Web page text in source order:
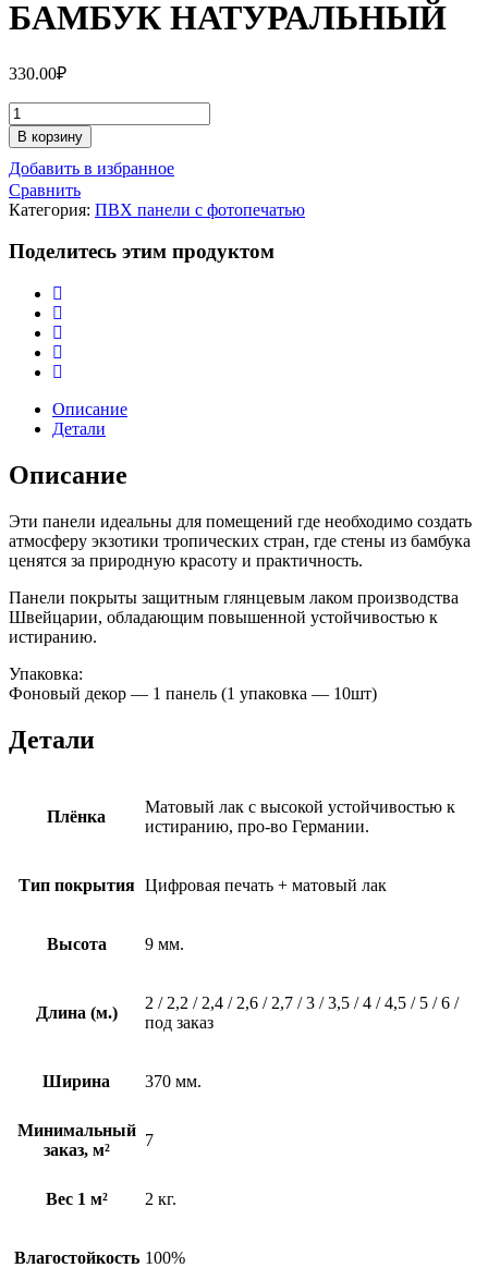
БАМБУК НАТУРАЛЬНЫЙ
330.00₽
Количество
БАМБУК
НАТУРАЛЬНЫЙ
В корзину
Добавить в избранное
Сравнить
Категория: ПВХ панели с фотопечатью
Поделитесь этим продуктом
Описание
Детали
Описание
Эти панели идеальны для помещений где необходимо создать
атмосферу экзотики тропических стран, где стены из бамбука
ценятся за природную красоту и практичность.
Панели покрыты защитным глянцевым лаком производства
Швейцарии, обладающим повышенной устойчивостью к
истиранию.
Упаковка:
Фоновый декор — 1 панель (1 упаковка — 10шт)
Детали
Плёнка
Матовый лак с высокой устойчивостью к
истиранию, про-во Германии.
Тип покрытия Цифровая печать + матовый лак
Высота 9 мм.
Длина (м.)
2 / 2,2 / 2,4 / 2,6 / 2,7 / 3 / 3,5 / 4 / 4,5 / 5 / 6 /
под заказ
Ширина 370 мм.
Минимальный
заказ, м²
7
Вес 1 м² 2 кг.
Влагостойкость 100%